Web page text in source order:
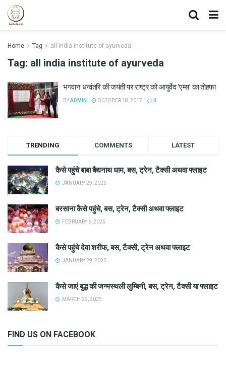
Home Tag all india institute of ayurveda
Tag: all india institute of ayurveda
भगवान धन्वंतरि की जयंती पर राष्ट्र को आयुर्वेद ‘एम्स’ का तोहफा
BYADMIN OCTOBER 18, 2017 0
TRENDING COMMENTS LATEST
कैसे पहुंचे बाबा बैद्यनाथ धाम, बस, ट्रेन, टैक्सी अथवा फ्लाइट
JANUARY 29, 2025
बरसाना कैसे पहुंचे, बस, ट्रेन, टैक्सी अथवा फ्लाइट
FEBRUARY 6, 2025
कैसे पहुंचे देवा शरीफ, बस, टैक्सी, ट्रेन अथवा फ्लाइट
JANUARY 29, 2025
कैसे जाएं बुद्ध की जन्मस्थली लुम्बिनी, बस, ट्रेन, टैक्सी या फ्लाइट
MARCH 29, 2025
FIND US ON FACEBOOK